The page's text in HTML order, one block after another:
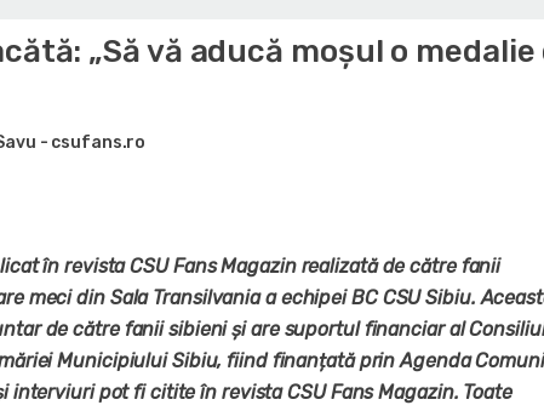
„Să vă aducă moşul o medalie
- csufans.ro
în revista CSU Fans Magazin realizată de către fanii
meci din Sala Transilvania a echipei BC CSU Sibiu.
de către fanii sibieni și are suportul financiar al
Municipiului Sibiu, fiind finanțată prin Agenda
interviuri pot fi citite în revista CSU Fans Magazin. Toate